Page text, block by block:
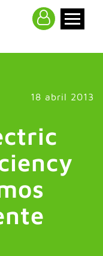
18 abril 2013